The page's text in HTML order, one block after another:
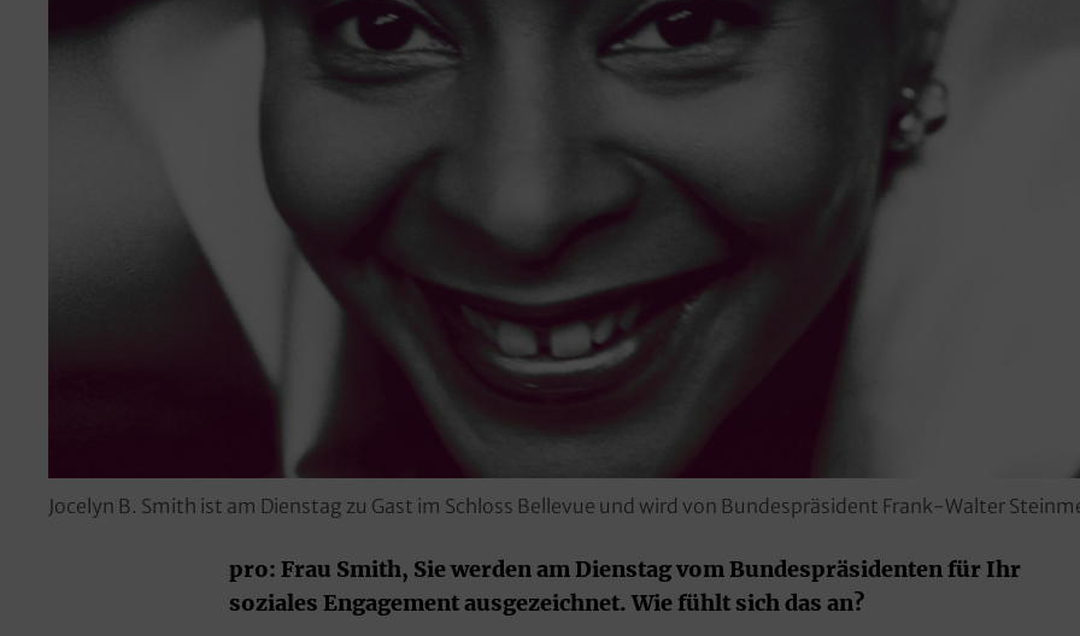
Jocelyn B. Smith ist am Dienstag zu Gast im Schloss Bellevue und wird von Bundespräsident Frank-Walter
pro: Frau Smith, Sie werden am Dienstag vom Bundespräsidenten für Ihr
soziales Engagement ausgezeichnet. Wie fühlt sich das an?